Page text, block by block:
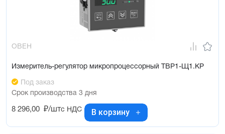
ОВЕН
Измеритель-регулятор микропроцессорный ТВР1-Щ1.КР
Под заказ
Срок производства 3 дня
8 296,00 ₽/штс НДС В корзину